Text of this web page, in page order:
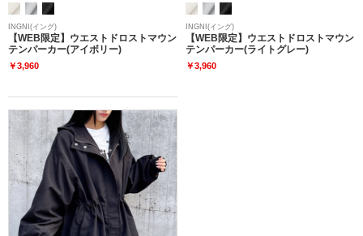
INGNI(イング)
【WEB限定】ウエストドロストマウン
テンパーカー(アイボリー)
￥3,960
INGNI(イング)
【WEB限定】ウエストドロストマウン
テンパーカー(ライトグレー)
￥3,960